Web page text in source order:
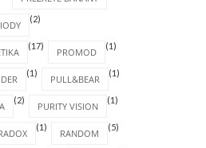
(2)
(17)
PROMOD
(1)
(1)
PULL&BEAR
(1)
(2)
PURITY VISION
(1)
(1)
RANDOM
(5)